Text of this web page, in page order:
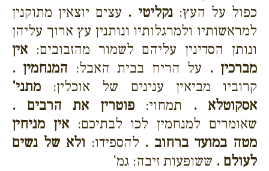
כפול על העץ:נקליטי . עצים יוצאין מתוקנין
למראשותיו ולמרגלותיו ונותנין עץ ארוך עליהן
ונותן הסדינין עליהם לשמור מהזבובים: אין
מברכין . על הריח בבית האבל: המנחמין .
קרוביו מביאין ענינים של אוכלין: מתני'
אסקוטלא . תמחוי:פוטרין את הרבים .
שאומרים למנחמין לכו לבתיכם:אין מניחין
מטה במועד ברחוב . להספידו: ולא של נשים
לעולם . ששופעות זיבה: גמ'